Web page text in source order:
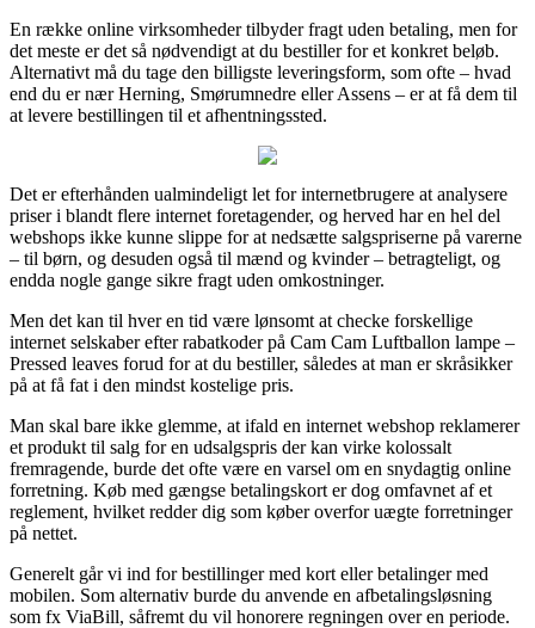
En række online virksomheder tilbyder fragt uden betaling, men for
det meste er det så nødvendigt at du bestiller for et konkret beløb.
Alternativt må du tage den billigste leveringsform, som ofte – hvad
end du er nær Herning, Smørumnedre eller Assens – er at få dem til
at levere bestillingen til et afhentningssted.
Det er efterhånden ualmindeligt let for internetbrugere at analysere
priser i blandt flere internet foretagender, og herved har en hel del
webshops ikke kunne slippe for at nedsætte salgspriserne på varerne
– til børn, og desuden også til mænd og kvinder – betragteligt, og
endda nogle gange sikre fragt uden omkostninger.
Men det kan til hver en tid være lønsomt at checke forskellige
internet selskaber efter rabatkoder på Cam Cam Luftballon lampe –
Pressed leaves forud for at du bestiller, således at man er skråsikker
på at få fat i den mindst kostelige pris.
Man skal bare ikke glemme, at ifald en internet webshop reklamerer
et produkt til salg for en udsalgspris der kan virke kolossalt
fremragende, burde det ofte være en varsel om en snydagtig online
forretning. Køb med gængse betalingskort er dog omfavnet af et
reglement, hvilket redder dig som køber overfor uægte forretninger
på nettet.
Generelt går vi ind for bestillinger med kort eller betalinger med
mobilen. Som alternativ burde du anvende en afbetalingsløsning
som fx ViaBill, såfremt du vil honorere regningen over en periode.